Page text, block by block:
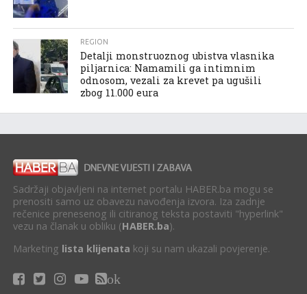
REGION
Detalji monstruoznog ubistva vlasnika
piljarnica: Namamili ga intimnim
odnosom, vezali za krevet pa ugušili
zbog 11.000 eura
Sadržaji objavljeni na internet portalu HABER.ba mogu se
prenositi samo uz obavezu navođenja izvora. Iza zadnje
rečenice prenesenog ili citiranog teksta postaviti "hyperlink"
vezu na članak u obliku (HABER.ba).
Marketing lista klijenata koji su nam ukazali povjerenje.
ok